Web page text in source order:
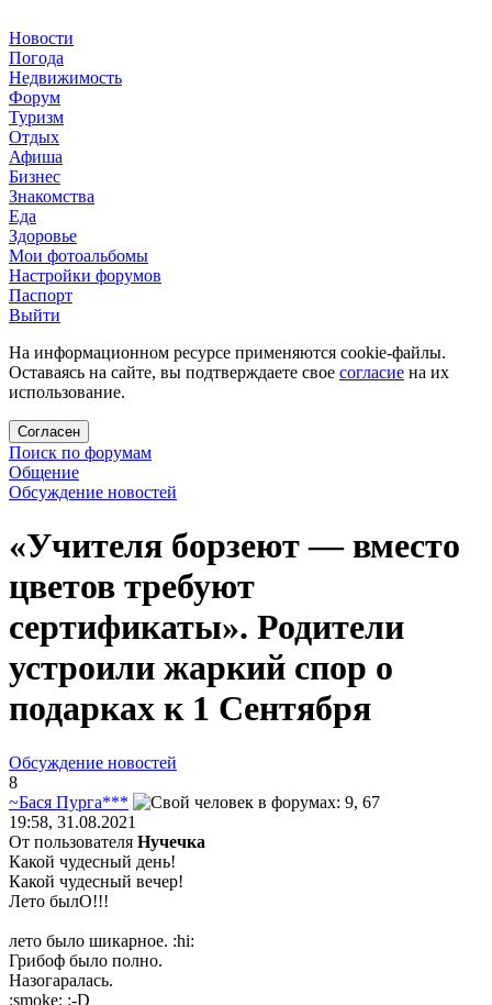
Новости
Погода
Недвижимость
Форум
Туризм
Отдых
Афиша
Бизнес
Знакомства
Еда
Здоровье
Мои фотоальбомы
Настройки форумов
Паспорт
Выйти
На информационном ресурсе применяются cookie-файлы.
Оставаясь на сайте, вы подтверждаете свое согласие на их
использование.
Согласен
Поиск по форумам
Общение
Обсуждение новостей
«Учителя борзеют — вместо
цветов требуют
сертификаты». Родители
устроили жаркий спор о
подарках к 1 Сентября
Обсуждение новостей
8
~Бася Пурга***
19:58, 31.08.2021
От пользователя Нучечка
Какой чудесный день!
Какой чудесный вечер!
Лето былО!!!
лето было шикарное. :hi:
Грибоф было полно.
Назогаралась.
:smoke: :-D